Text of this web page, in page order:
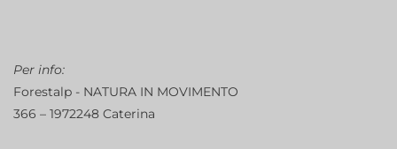
Per info:
Forestalp - NATURA IN MOVIMENTO
366 – 1972248 Caterina